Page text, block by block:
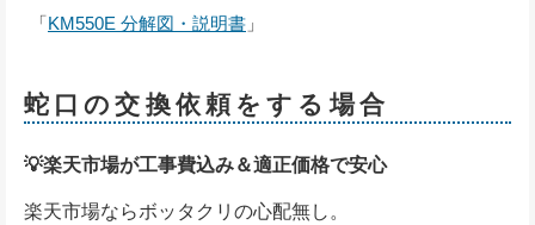
「KM550E 分解図・説明書 」
蛇口の交換依頼をする場合
💡楽天市場が工事費込み＆適正価格で安心
楽天市場ならボッタクリの心配無し。